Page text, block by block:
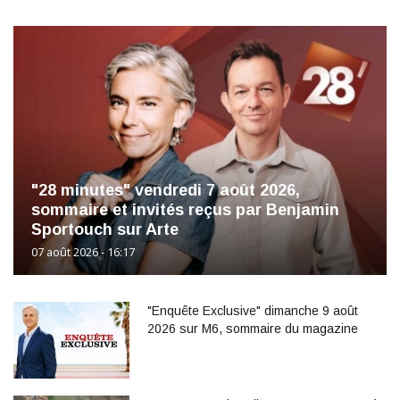
"28 minutes" vendredi 7 août 2026,
sommaire et invités reçus par Benjamin
Sportouch sur Arte
07 août 2026 - 16:17
"Enquête Exclusive" dimanche 9 août
2026 sur M6, sommaire du magazine